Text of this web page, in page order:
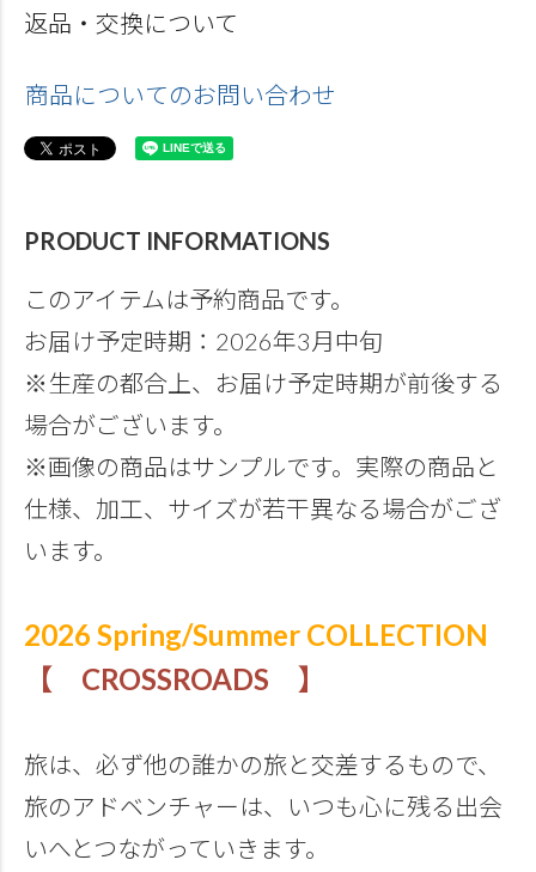
返品・交換について
商品についてのお問い合わせ
PRODUCT INFORMATIONS
このアイテムは予約商品です。
お届け予定時期：2026年3月中旬
※生産の都合上、お届け予定時期が前後する
場合がございます。
※画像の商品はサンプルです。実際の商品と
仕様、加工、サイズが若干異なる場合がござ
います。
2026 Spring/Summer COLLECTION
【 CROSSROADS 】
旅は、必ず他の誰かの旅と交差するもので、
旅のアドベンチャーは、いつも心に残る出会
いへとつながっていきます。